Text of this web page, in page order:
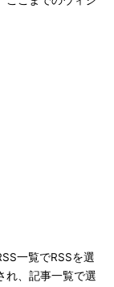
一覧でRSSを選
れ、記事一覧で選